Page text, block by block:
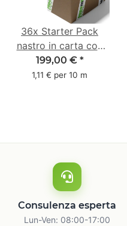
36x Starter Pack
nastro in carta con
logo - 1 colore - 50
mm x 50 m - caucciù
199,00 € *
1,11 € per 10 m
Consulenza esperta
Lun-Ven: 08:00-17:00